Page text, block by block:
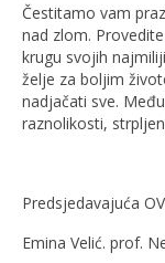
Čestitamo vam
nad zlom.
krugu svojih
želje za boljim
nadjačati sve.
raznolikosti,
Predsjedavajuća
Emina Velić. prof.